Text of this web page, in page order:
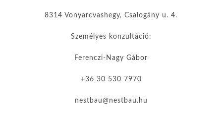
8314 Vonyarcvashegy, Csalogány u. 4.
Személyes konzultáció:
Ferenczi-Nagy Gábor
+36 30 530 7970
nestbau@nestbau.hu